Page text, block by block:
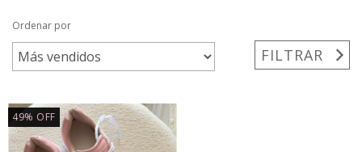
Ordenar por
FILTRAR
49% OFF